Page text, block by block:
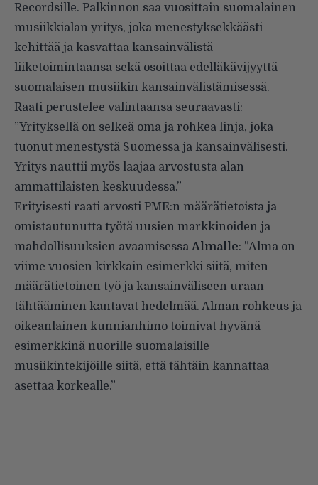
Recordsille. Palkinnon saa vuosittain suomalainen
musiikkialan yritys, joka menestyksekkäästi
kehittää ja kasvattaa kansainvälistä
liiketoimintaansa sekä osoittaa edelläkävijyyttä
suomalaisen musiikin kansainvälistämisessä.
Raati perustelee valintaansa seuraavasti:
”Yrityksellä on selkeä oma ja rohkea linja, joka
tuonut menestystä Suomessa ja kansainvälisesti.
Yritys nauttii myös laajaa arvostusta alan
ammattilaisten keskuudessa.”
Erityisesti raati arvosti PME:n määrätietoista ja
omistautunutta työtä uusien markkinoiden ja
mahdollisuuksien avaamisessa Almalle: ”Alma on
viime vuosien kirkkain esimerkki siitä, miten
määrätietoinen työ ja kansainväliseen uraan
tähtääminen kantavat hedelmää. Alman rohkeus ja
oikeanlainen kunnianhimo toimivat hyvänä
esimerkkinä nuorille suomalaisille
musiikintekijöille siitä, että tähtäin kannattaa
asettaa korkealle.”